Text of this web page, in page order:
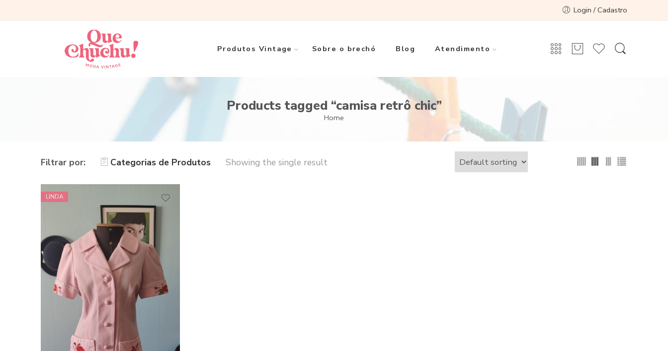
Login / Cadastro
Produtos Vintage Sobre o brechó Blog Atendimento
Products tagged “camisa retrô chic”
Home
Filtrar por: Categorias de Produtos Showing the single result
LINDA